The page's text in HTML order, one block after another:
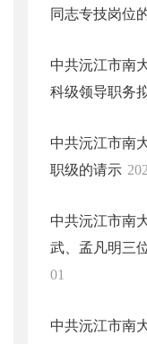
同志专技岗位
中共沅江市南
科级领导职务
中共沅江市南
职级的请示
中共沅江市南
武、孟凡明三
01
中共沅江市南